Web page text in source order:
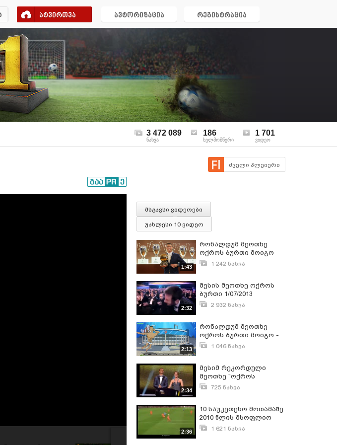
ატვირთვა ავტორიზაცია რეგისტრაცია
3 472 089
ნახვა
186
ხელმომწერი
1 701
ვიდეო
ძველი პლეიერი
მსგავსი ვიდეოები
უახლესი 10 ვიდეო
1:43
რონალდუმ მეოთხე
ოქროს ბურთი მოიგო
1 242 ნახვა
2:32
მესის მეოთხე ოქროს
ბურთი 1/07/2013
2 932 ნახვა
2:13
რონალდუმ მეოთხე
ოქროს ბურთი მოიგო -
მულტფილმი
1 046 ნახვა
2:34
მესიმ რეკორდული
მეოთხე "ოქროს
ბურთი"მოიპოვა
725 ნახვა
2:36
10 საუკეთესო მოთამაშე
2010 წლის მსოფლიო
ჩემპიონატში. (აქედან
1 621 ნახვა